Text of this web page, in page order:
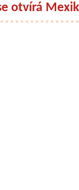
otvírá